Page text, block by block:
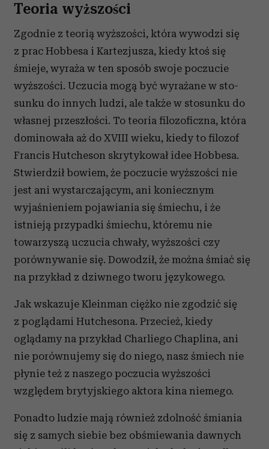
Teoria wyższości
Zgodnie z teorią wyższości, która wywodzi się
z prac Hobbesa i Kartezjusza, kiedy ktoś się
śmieje, wyraża w ten sposób swoje poczucie
wyższości. Uczucia mogą być wyrażane w sto­
sunku do innych ludzi, ale także w stosunku do
własnej przeszłości. To teoria filozoficzna, która
dominowała aż do XVIII wieku, kiedy to filozof
Francis Hutcheson skrytykował idee Hobbesa.
Stwierdził bowiem, że poczucie wyższości nie
jest ani wystarczającym, ani koniecznym
wyjaśnieniem pojawiania się śmiechu, i że
istnieją przypadki śmiechu, któremu nie
towarzyszą uczucia chwały, wyższości czy
porównywanie się. Dowodził, że można śmiać się
na przykład z dziwnego tworu językowego.
Jak wskazuje Kleinman ciężko nie zgodzić się
z poglądami Hutchesona. Przecież, kiedy
oglądamy na przykład Charliego Chaplina, ani
nie porównujemy się do niego, nasz śmiech nie
płynie też z naszego poczucia wyższości
względem brytyjskiego aktora kina niemego.
Ponadto ludzie mają również zdolność śmiania
się z samych siebie bez obśmiewania dawnych